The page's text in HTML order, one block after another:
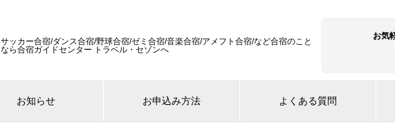
サッカー合宿/ダンス合宿/野球合宿/ゼミ合宿/音楽合宿/アメフト合宿/など合宿のこと
なら合宿ガイドセンター トラベル・セゾンへ
お気
お知らせ お申込み方法 よくある質問